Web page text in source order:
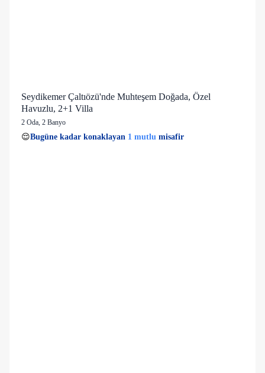
Seydikemer Çaltıözü'nde Muhteşem Doğada, Özel
Havuzlu, 2+1 Villa
2 Oda, 2 Banyo
👀Son 1 saatte26 kişigörüntüledi